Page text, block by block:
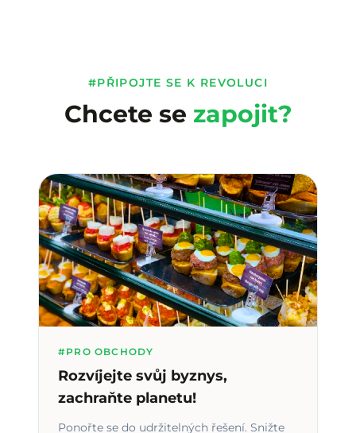
#PŘIPOJTE SE K REVOLUCI
Chcete se zapojit?
#PRO OBCHODY
Rozvíjejte svůj byznys,
zachraňte planetu!
Ponořte se do udržitelných řešení. Snižte